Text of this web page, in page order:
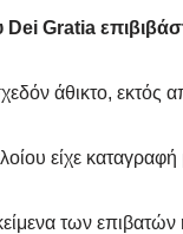
Gratia
άθικτο, εκτός
είχε
των επιβατών